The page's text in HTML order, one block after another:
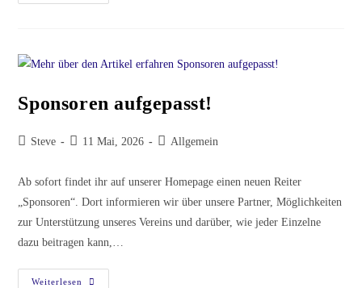
Sponsoren aufgepasst!
Steve 11 Mai, 2026 Allgemein
Ab sofort findet ihr auf unserer Homepage einen neuen Reiter
„Sponsoren“. Dort informieren wir über unsere Partner, Möglichkeiten
zur Unterstützung unseres Vereins und darüber, wie jeder Einzelne
dazu beitragen kann,…
Weiterlesen